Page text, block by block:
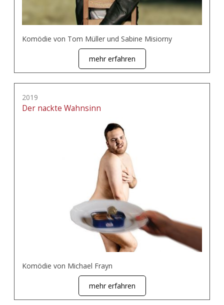
Komödie von Tom Müller und Sabine Misiorny
mehr erfahren
2019
Der nackte Wahnsinn
Komödie von Michael Frayn
mehr erfahren